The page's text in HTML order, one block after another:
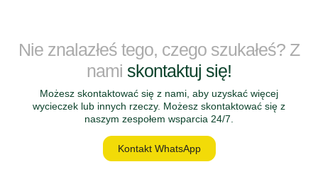
Nie znalazłeś tego, czego szukałeś? Z
nami skontaktuj się!
Możesz skontaktować się z nami, aby uzyskać więcej
wycieczek lub innych rzeczy. Możesz skontaktować się z
naszym zespołem wsparcia 24/7.
Kontakt WhatsApp